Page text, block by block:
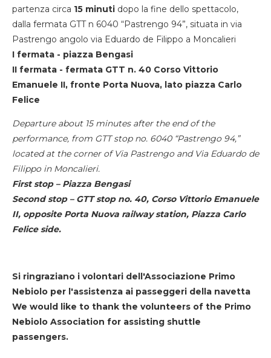
partenza circa 15 minuti dopo la fine dello spettacolo,
dalla fermata GTT n 6040 “Pastrengo 94”, situata in via
Pastrengo angolo via Eduardo de Filippo a Moncalieri
I fermata - piazza Bengasi
II fermata - fermata GTT n. 40 Corso Vittorio
Emanuele II, fronte Porta Nuova, lato piazza Carlo
Felice
Departure about 15 minutes after the end of the
performance, from GTT stop no. 6040 “Pastrengo 94,”
located at the corner of Via Pastrengo and Via Eduardo de
Filippo in Moncalieri.
First stop – Piazza Bengasi
Second stop – GTT stop no. 40, Corso Vittorio Emanuele
II, opposite Porta Nuova railway station, Piazza Carlo
Felice side.
Si ringraziano i volontari dell'Associazione Primo
Nebiolo per l'assistenza ai passeggeri della navetta
We would like to thank the volunteers of the Primo
Nebiolo Association for assisting shuttle
passengers.